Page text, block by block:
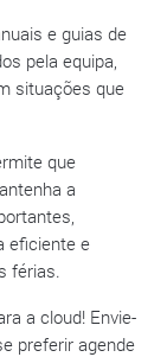
e guias de
pela equipa,
situações que
que
a
eficiente e
férias.
a cloud! Envie-
preferir agende